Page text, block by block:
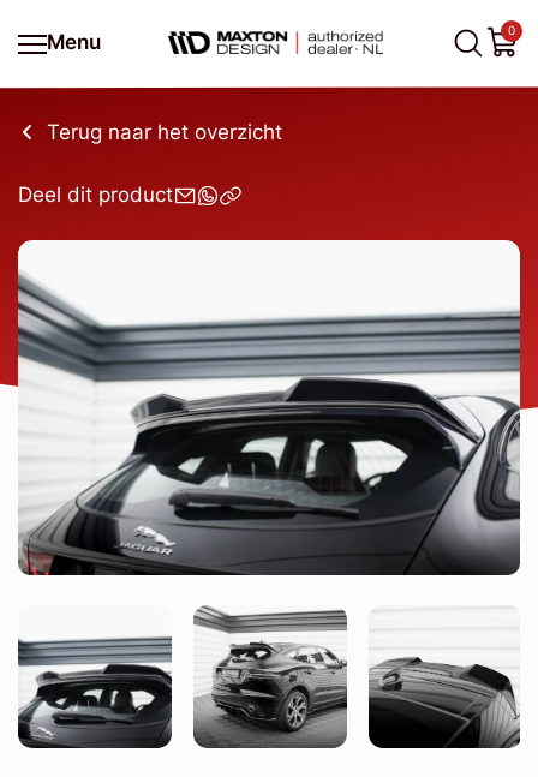
Menu
0
Terug naar het overzicht
Deel dit product